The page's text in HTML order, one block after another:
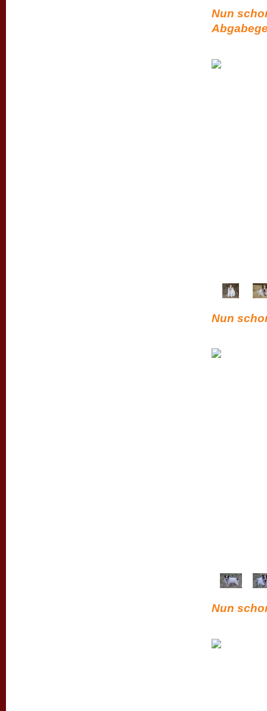
Nun
Nun
Nun